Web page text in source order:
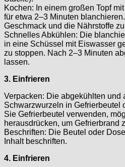
Kochen: In einem großen Topf
für etwa 2–3 Minuten
Geschmack und die Nährstoffe
Schnelles Abkühlen: Die
in eine Schüssel mit Eiswasser
zu stoppen. Nach 2–3 Minuten
lassen.
3. Einfrieren
Verpacken: Die abgekühlten und
Schwarzwurzeln in Gefrierbeutel
Sie Gefrierbeutel verwenden,
herausdrücken, um Gefrierbrand
Beschriften: Die Beutel oder
Inhalt beschriften.
4. Einfrieren